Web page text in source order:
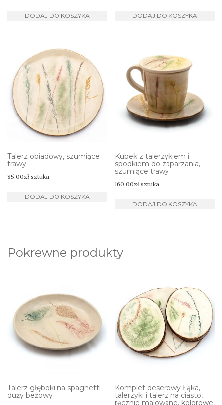
DODAJ DO KOSZYKA DODAJ DO KOSZYKA
Talerz obiadowy, szumiące
trawy
85.00zł sztuka
DODAJ DO KOSZYKA
Kubek z talerzykiem i
spodkiem do zaparzania,
szumiące trawy
160.00zł sztuka
DODAJ DO KOSZYKA
Pokrewne produkty
Talerz głęboki na spaghetti
duży beżowy
Komplet deserowy Łąka,
talerzyki i talerz na ciasto,
ręcznie malowane, kolorowe